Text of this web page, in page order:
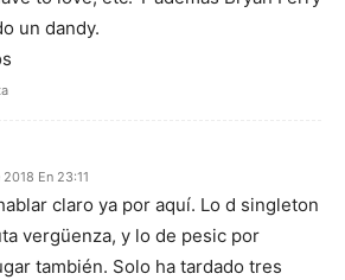
un dandy.
En 23:11
claro ya por aquí. Lo d singleton
vergüenza, y lo de pesic por
también. Solo ha tardado tres